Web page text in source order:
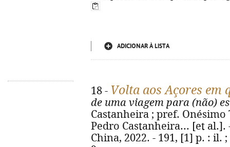
ADICIONAR À LISTA
18 - Volta aos Açores em
de uma viagem para (não)
Castanheira ; pref.
Pedro Castanheira... [et al.].
China, 2022. - 191, [1] p. : il.